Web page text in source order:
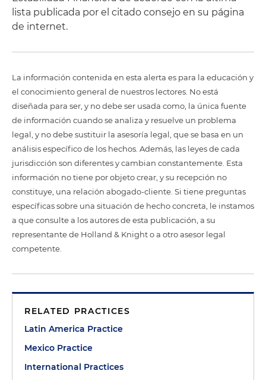
lista publicada por el citado consejo en su página
de internet.
La información contenida en esta alerta es para la educación y
el conocimiento general de nuestros lectores. No está
diseñada para ser, y no debe ser usada como, la única fuente
de información cuando se analiza y resuelve un problema
legal, y no debe sustituir la asesoría legal, que se basa en un
análisis específico de los hechos. Además, las leyes de cada
jurisdicción son diferentes y cambian constantemente. Esta
información no tiene por objeto crear, y su recepción no
constituye, una relación abogado-cliente. Si tiene preguntas
específicas sobre una situación de hecho concreta, le instamos
a que consulte a los autores de esta publicación, a su
representante de Holland & Knight o a otro asesor legal
competente.
RELATED PRACTICES
Latin America Practice
Mexico Practice
International Practices